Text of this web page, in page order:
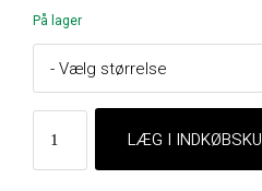
På lager